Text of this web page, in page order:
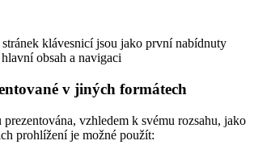
klávesnicí jsou jako první nabídnuty
obsah a navigaci
v jiných formátech
prezentována, vzhledem k svému rozsahu, jako
prohlížení je možné použít: